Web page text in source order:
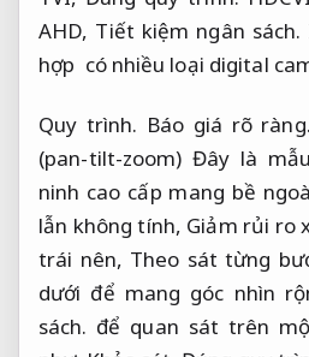
AHD, Tiết kiệm ngân sách.
hợp có nhiều loại digital
Quy trình. Báo giá rõ ràng.
(pan-tilt-zoom) Đây là
ninh cao cấp mang bề
lẫn không tính, Giảm rủi ro
trái nên, Theo sát từng
dưới để mang góc nhìn
sách. để quan sát trên